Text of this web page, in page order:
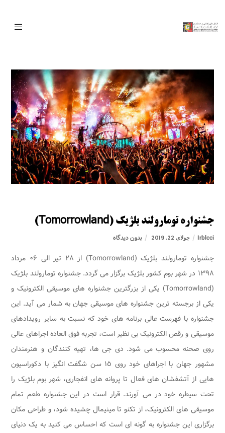
جشنواره تومارولند بلژیک (Tomorrowland)
Irblcci جولای 22, 2019 بدون دیدگاه
جشنواره تومارولند بلژیک (Tomorrowland) از ۲۸ تیر الی ۰۶ مرداد
۱۳۹۸ در شهر بوم کشور بلژیک برگزار می گردد. جشنواره تومارولند بلژیک
(Tomorrowland) یکی از بزرگترین جشنواره های موسیقی الکترونیک و
یکی از برجسته ترین جشنواره های موسیقی جهان به شمار می آید. این
جشنواره با فهرست عالی برنامه های خود که نسبت به سایر رویدادهای
موسیقی و رقص الکترونیک بی نظیر است، تجربه فوق العاده اجراهای عالی
روی صحنه محسوب می شود. دی جی ها، تهیه کنندگان و هنرمندان
مشهور جهان با اجراهای خود روی ١٥ سن شگفت انگیز با دکوراسیون
هایی از آتشفشان های فعال تا پروانه های انفجاری، شهر بوم بلژیک را
تحت سیطره خود در می آورند. قرار است در این جشنواره طعم تمام
موسیقی های الکترونیک، از تکنو تا مینیمال چشیده شود، و طراحی مکان
برگزاری این جشنواره به گونه ای است که احساس می کنید به یک دنیای